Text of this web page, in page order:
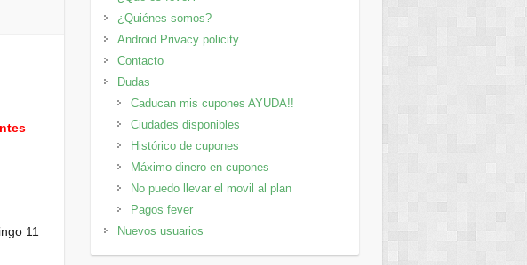
11
¿Quiénes somos?
Android Privacy policity
Contacto
Dudas
Caducan mis cupones AYUDA!!
Ciudades disponibles
Histórico de cupones
Máximo dinero en cupones
No puedo llevar el movil al plan
Pagos fever
Nuevos usuarios